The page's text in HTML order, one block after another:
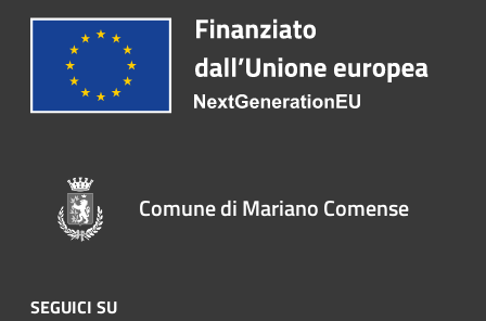
Comune di Mariano Comense
SEGUICI SU